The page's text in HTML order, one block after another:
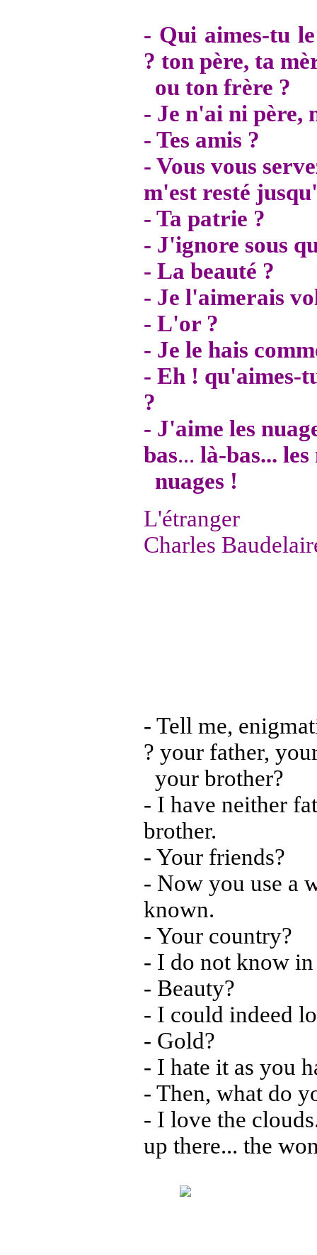
- Qui aimes-tu
? ton père, ta
ou ton frère ?
- Je n'ai ni père,
- Tes amis ?
- Vous vous
m'est resté
- Ta patrie ?
- J'ignore sous
- La beauté ?
- Je l'aimerais
- L'or ?
- Je le hais
- Eh ! qu'aimes-
?
- J'aime les
bas... là-bas...
nuages !
L'étranger
Charles
- Tell me,
? your father,
your brother?
- I have neither
brother.
- Your friends?
- Now you use a
known.
- Your country?
- I do not know
- Beauty?
- I could indeed
- Gold?
- I hate it as you
- Then, what do
- I love the
up there... the